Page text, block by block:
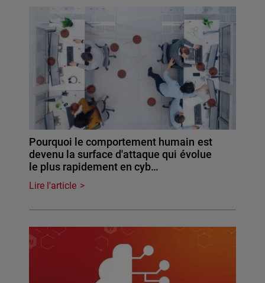
Pourquoi le comportement humain est
devenu la surface d'attaque qui évolue
le plus rapidement en cyb…
Lire l'article